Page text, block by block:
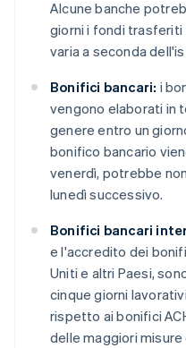
Alcune banche
giorni i fondi
varia a seconda
Bonifici bancari: i
vengono elaborati in
genere entro un
bonifico bancario
venerdì, potrebbe
lunedì successivo.
Bonifici bancari
e l'accredito dei
Uniti e altri Paesi,
cinque giorni
rispetto ai bonifici
delle maggiori